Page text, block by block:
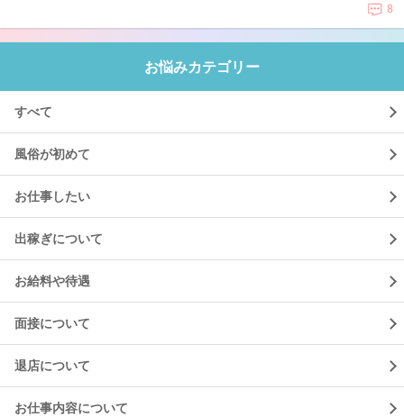
8
お悩みカテゴリー
すべて
風俗が初めて
お仕事したい
出稼ぎについて
お給料や待遇
面接について
退店について
お仕事内容について